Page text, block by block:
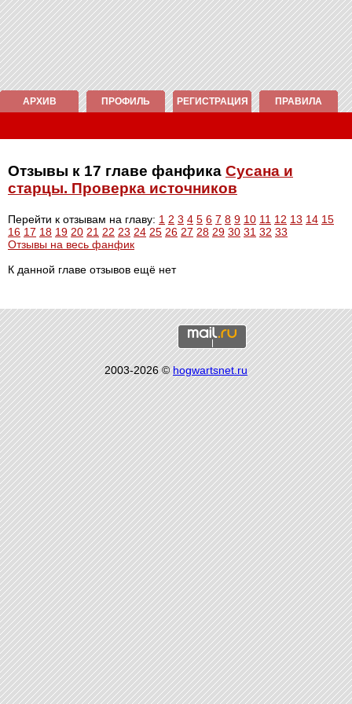
АРХИВ ПРОФИЛЬ РЕГИСТРАЦИЯ ПРАВИЛА
Отзывы к 17 главе фанфика Сусана и
старцы. Проверка источников
Перейти к отзывам на главу: 1 2 3 4 5 6 7 8 9 10 11 12 13 14 15
16 17 18 19 20 21 22 23 24 25 26 27 28 29 30 31 32 33
Отзывы на весь фанфик
К данной главе отзывов ещё нет
2003-2026 ©hogwartsnet.ru